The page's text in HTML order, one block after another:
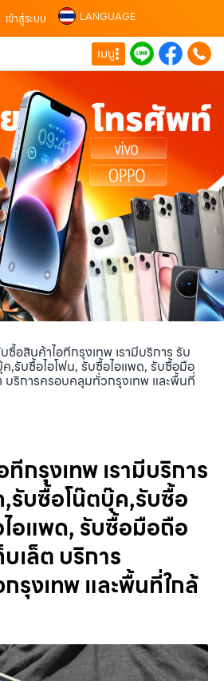
เข้าสู่ระบบ LANGUAGE
เมนู
ซื้อสินค้าไอทีกรุงเทพ เรามีบริการ รับ
,รับซื้อไอโฟน, รับซื้อไอแพด, รับซื้อมือ
บริการครอบคลุมทั่วกรุงเทพ และพื้นที่
กรุงเทพ เรามีบริการ
บซื้อโน๊ตบุ๊ค,รับซื้อ
ไอแพด, รับซื้อมือถือ
เล็ต บริการ
รุงเทพ และพื้นที่ใกล้